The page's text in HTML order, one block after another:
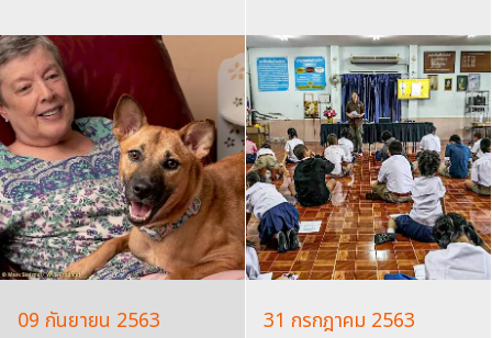
09 กันยายน 2563 31 กรกฎาคม 2563